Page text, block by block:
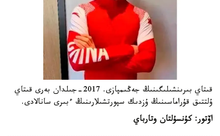
قىتاي بىرىنشىلىگىنىڭ جەڭىمپازى. 2017-جىلدان بەرى قىتاي
ۇلتتىق قۇراماسىنىڭ ۇزدىك سپورتشىلارىنىڭ ءبىرى سانالادى.
اۆتور: كۇنسۇلتان وتارباي